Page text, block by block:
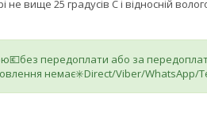
вище 25 градусів С і відносній
передоплати або за
немає✳️Direct/Viber/WhatsApp/